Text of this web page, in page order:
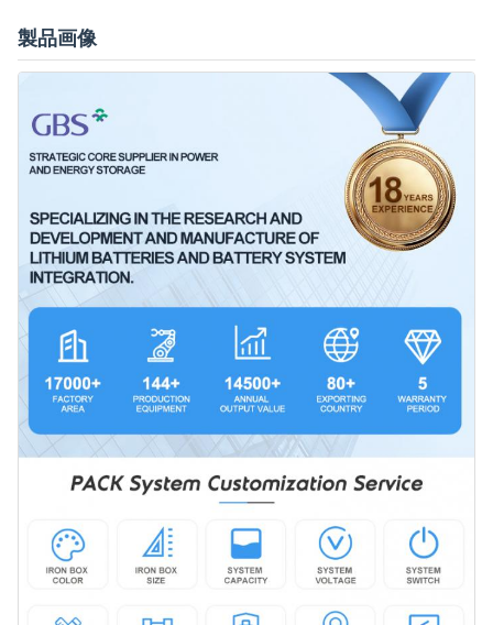
製品画像